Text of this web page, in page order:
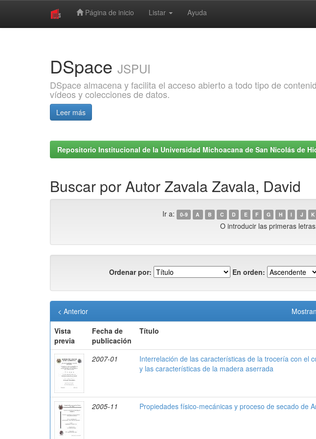
Página de inicio Listar Ayuda
DSpace JSPUI
DSpace almacena y facilita el acceso abierto a todo tipo de
vídeos y colecciones de datos.
Leer más
Repositorio Institucional de la Universidad Michoacana de San Nicolás de
Buscar por Autor Zavala Zavala, David
Ir a: 0-9 A B C D E F G H I J K
O introducir las primeras
Ordenar por: En orden:
< Anterior
Vista
previa
Fecha de
publicación
Título
2007-01
Interrelación de las características de la trocería con el
y las características de la madera aserrada
2005-11 Propiedades físico-mecánicas y proceso de secado de